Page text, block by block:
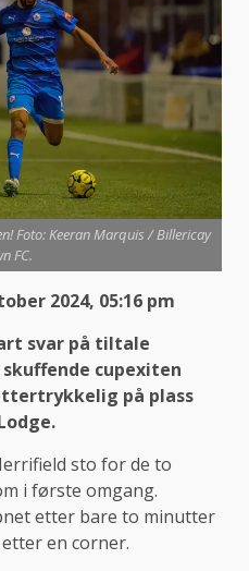
Foto: Keeran Marquis / Billericay
FC.
2024, 05:16 pm
svar på tiltale
cupexiten
på plass
sto for de to
i første omgang.
etter bare to minutter
en corner.